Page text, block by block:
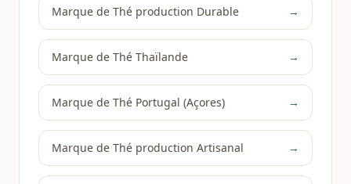
Marque de Thé production Durable →
Marque de Thé Thaïlande →
Marque de Thé Portugal (Açores) →
Marque de Thé production Artisanal →